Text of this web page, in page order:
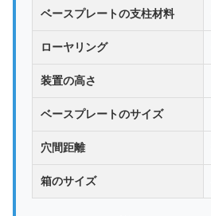
ベースプレートの支柱材料
ローヤリング
装置の高さ
ベースプレートのサイズ
穴間距離
箱のサイズ